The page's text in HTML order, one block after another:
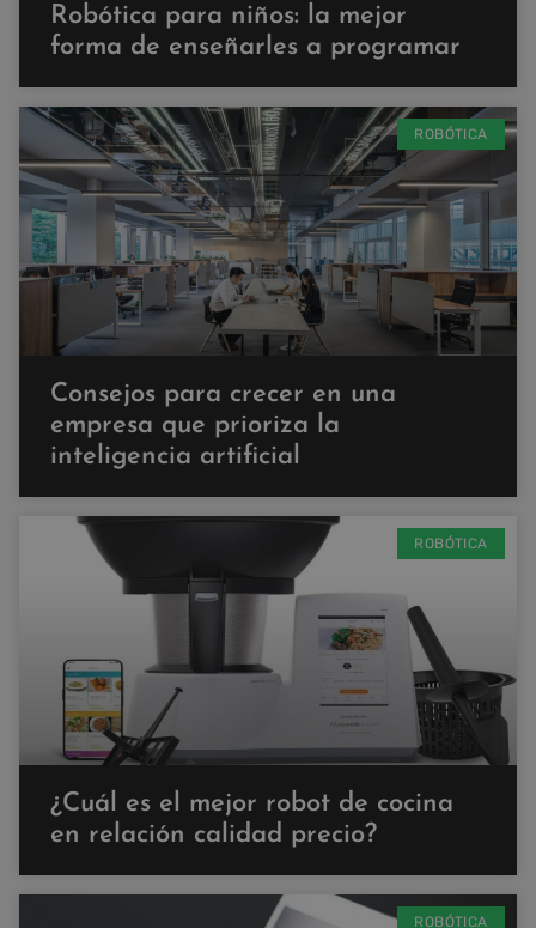
Robótica para niños: la mejor
forma de enseñarles a programar
ROBÓTICA
Consejos para crecer en una
empresa que prioriza la
inteligencia artificial
ROBÓTICA
¿Cuál es el mejor robot de cocina
en relación calidad precio?
ROBÓTICA